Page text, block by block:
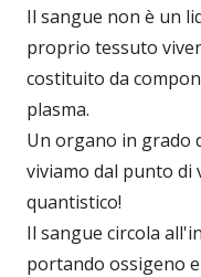
Il sangue non è un
proprio tessuto
costituito da
plasma.
Un organo in grado
viviamo dal punto di
quantistico!
Il sangue circola
portando ossigeno